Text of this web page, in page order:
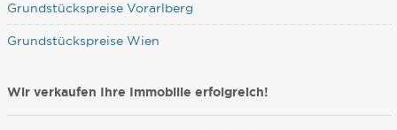
Grundstückspreise Vorarlberg
Grundstückspreise Wien
Wir verkaufen Ihre Immobilie erfolgreich!